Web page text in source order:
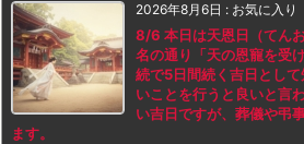
2026年8月6日 : お気に入り
8/6 本日は天恩日（てん
名の通り「天の恩寵を受
続で5日間続く吉日とし
いことを行うと良いと言
い吉日ですが、葬儀や弔
ます。